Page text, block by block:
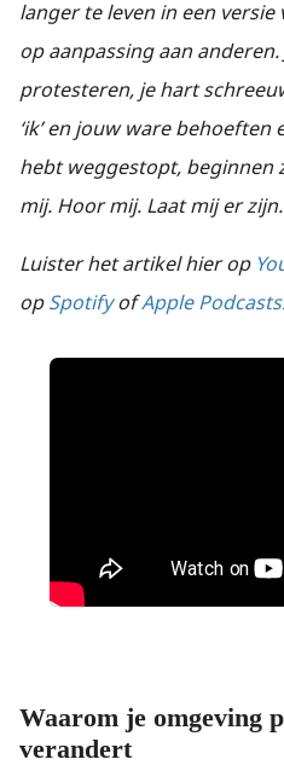
langer te leven in een
op aanpassing aan
protesteren, je hart
‘ik’ en jouw ware
hebt weggestopt, beginnen
mij. Hoor mij. Laat mij er
Luister het artikel hier op
opSpotifyofApple Podcasts
Waarom je omgeving
verandert